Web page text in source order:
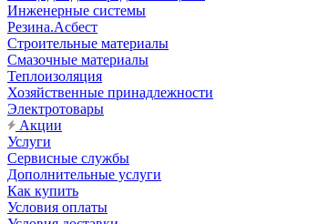
Инженерные системы
Резина.Асбест
Строительные материалы
Смазочные материалы
Теплоизоляция
Хозяйственные принадлежности
Электротовары
Акции
Услуги
Сервисные службы
Дополнительные услуги
Как купить
Условия оплаты